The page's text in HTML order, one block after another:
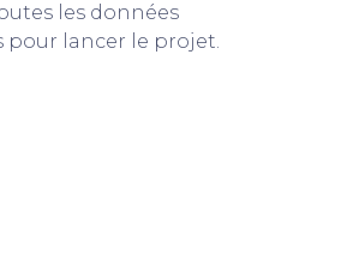
les données
pour lancer le projet.